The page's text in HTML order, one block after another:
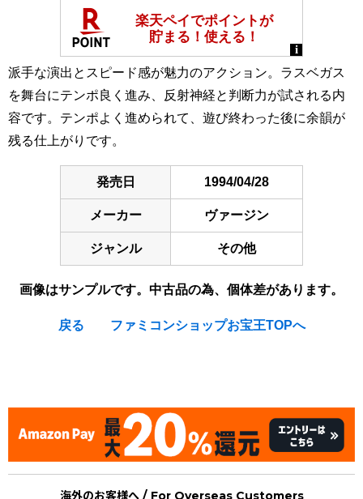
派手な演出とスピード感が魅力のアクション。ラスベガス
を舞台にテンポ良く進み、反射神経と判断力が試される内
容です。テンポよく進められて、遊び終わった後に余韻が
残る仕上がりです。
発売日 1994/04/28
メーカー ヴァージン
ジャンル その他
画像はサンプルです。中古品の為、個体差があります。
戻る ファミコンショップお宝王TOPへ
海外のお客様へ / For Overseas Customers